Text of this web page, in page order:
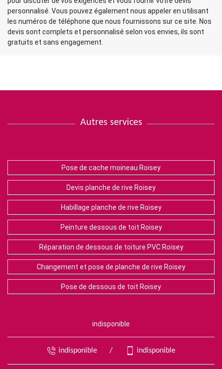
personnalisé. Vous pouvez également nous appeler en utilisant
les numéros de téléphone que nous fournissons sur ce site. Nos
devis sont complets et personnalisé selon vos envies, ils sont
gratuits et sans engagement.
Autres services
Pose de cache moineau Roisey
Devis planche de rive Roisey
Habillage planche de rive Roisey
Peinture dessous de toit Roisey
Réparation de dessous de toiture PVC Roisey
Changement et pose de planche de rive Roisey
Pose de dessous de toit Roisey
indisponible
indisponible / indisponible